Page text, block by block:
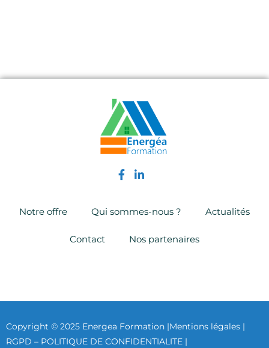
Notre offre Qui sommes-nous ? Actualités
Contact Nos partenaires
Copyright © 2025 Energea Formation |Mentions légales |
RGPD – POLITIQUE DE CONFIDENTIALITE |